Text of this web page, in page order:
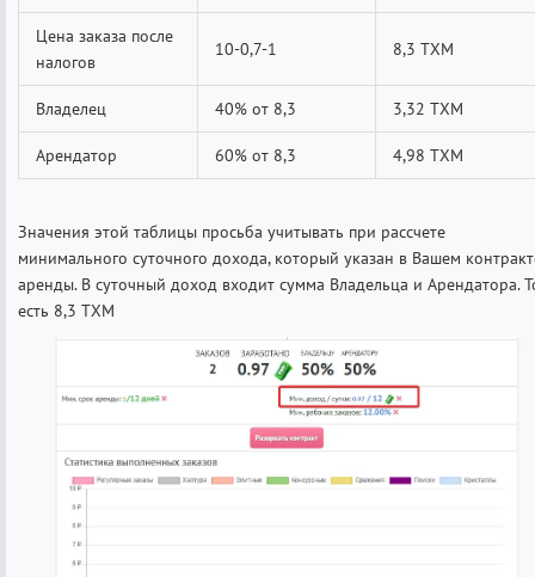
Цена заказа после
налогов
10-0,7-1 8,3 ТХМ
Владелец 40% от 8,3 3,32 ТХМ
Арендатор 60% от 8,3 4,98 ТХМ
Значения этой таблицы просьба учитывать при рассчете
минимального суточного дохода, который указан в Вашем
аренды. В суточный доход входит сумма Владельца и Арендатора.
есть 8,3 ТХМ